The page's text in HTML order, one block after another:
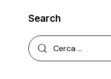
Search